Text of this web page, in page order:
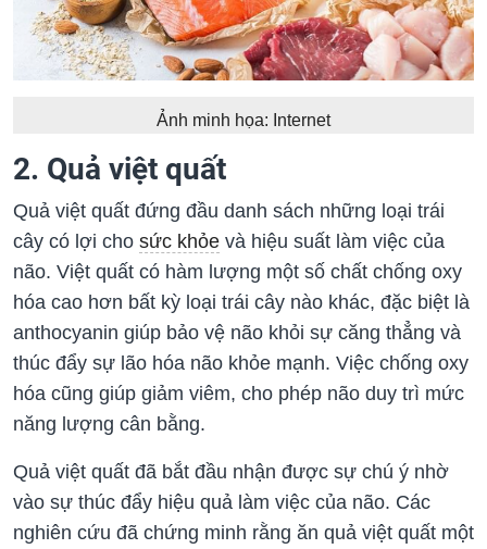
Ảnh minh họa: Internet
2. Quả việt quất
Quả việt quất đứng đầu danh sách những loại trái
cây có lợi cho sức khỏe và hiệu suất làm việc của
não. Việt quất có hàm lượng một số chất chống oxy
hóa cao hơn bất kỳ loại trái cây nào khác, đặc biệt là
anthocyanin giúp bảo vệ não khỏi sự căng thẳng và
thúc đẩy sự lão hóa não khỏe mạnh. Việc chống oxy
hóa cũng giúp giảm viêm, cho phép não duy trì mức
năng lượng cân bằng.
Quả việt quất đã bắt đầu nhận được sự chú ý nhờ
vào sự thúc đẩy hiệu quả làm việc của não. Các
nghiên cứu đã chứng minh rằng ăn quả việt quất một